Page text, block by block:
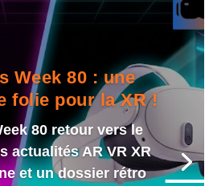
Week 80 : une
folie pour la XR !
80 retour vers le
actualités AR VR XR
et un dossier rétro